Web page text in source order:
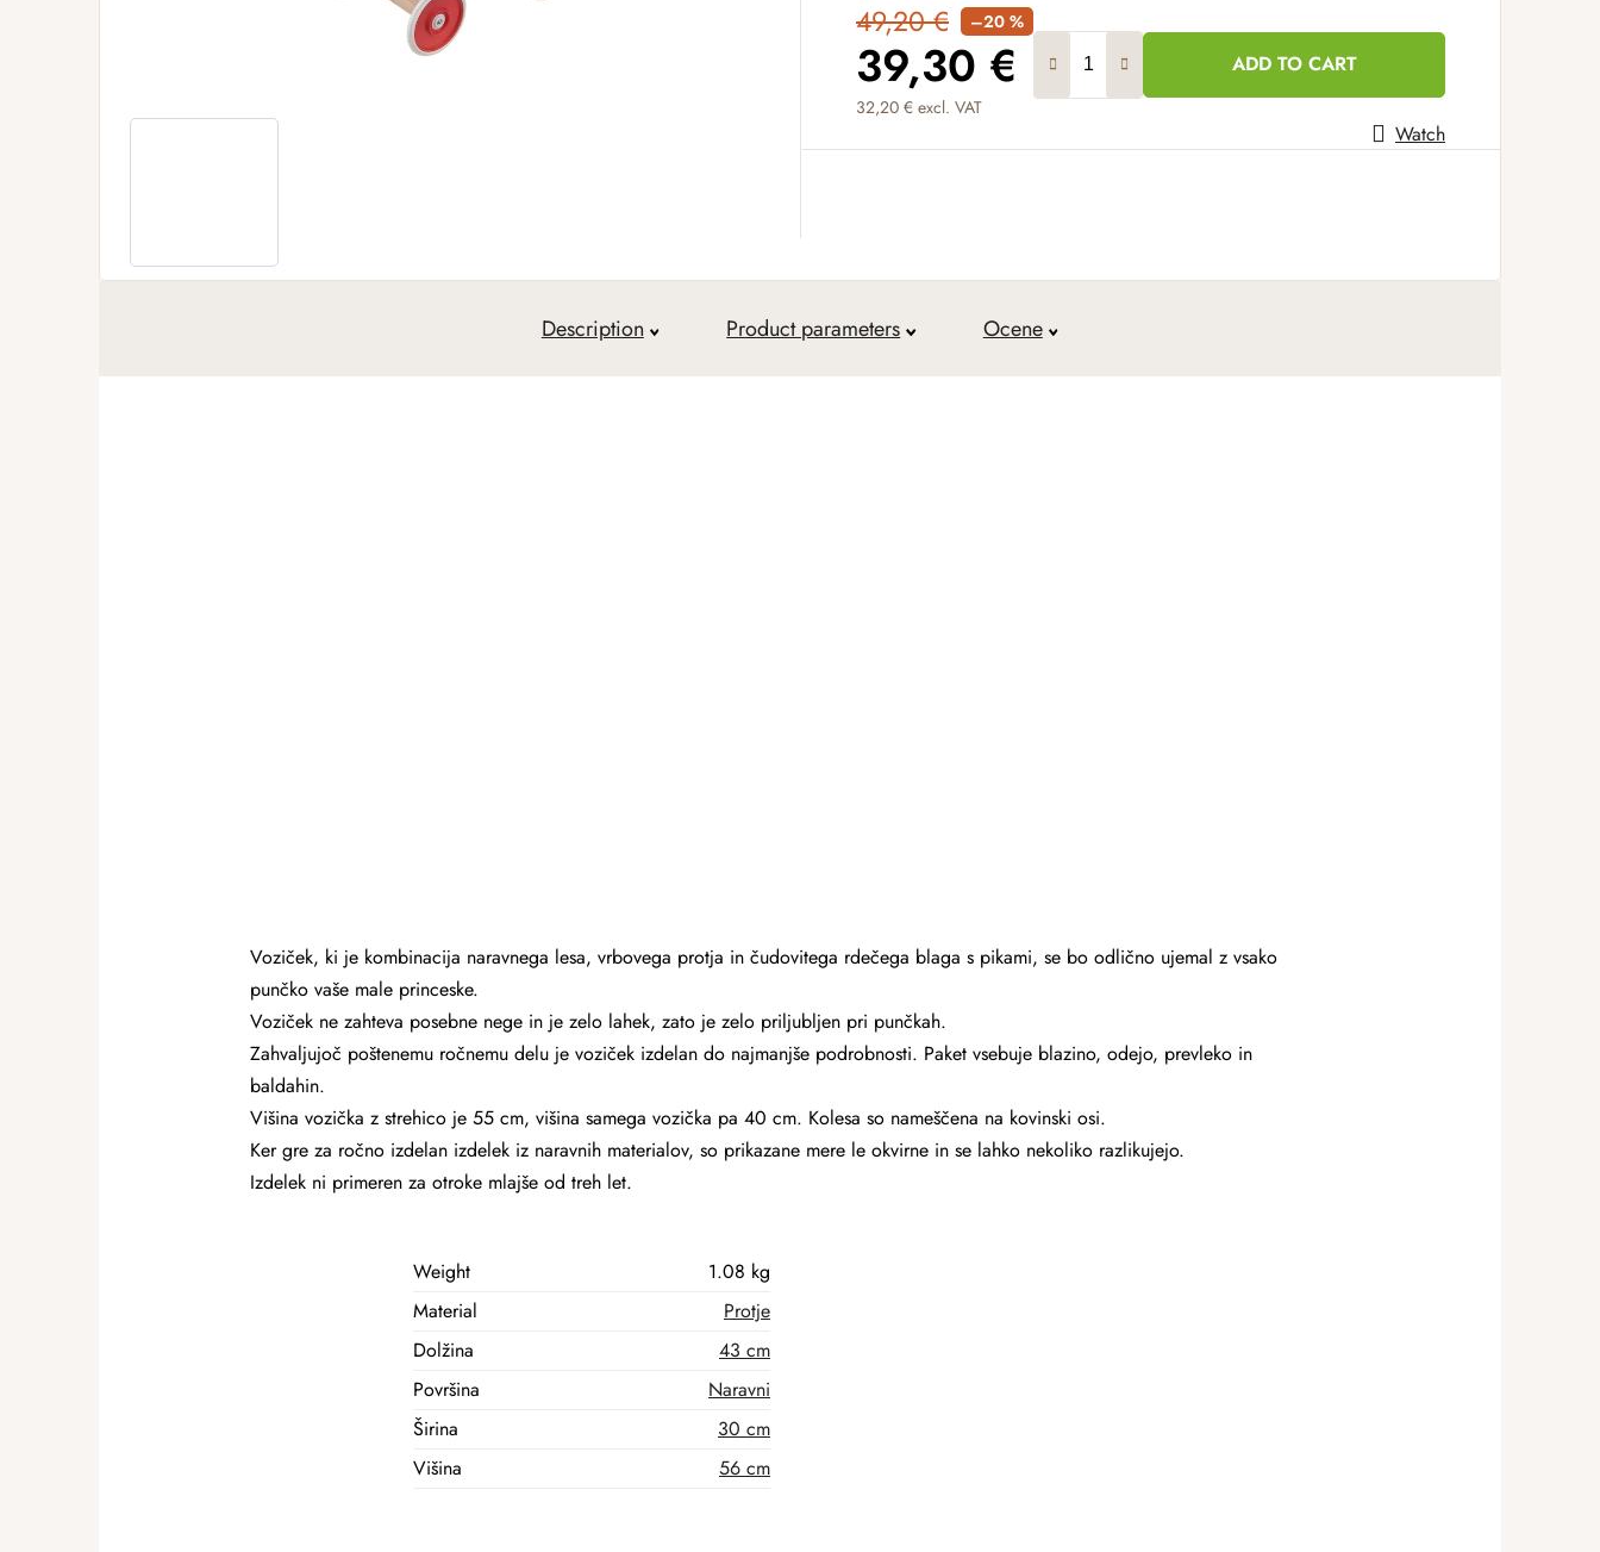
49,20 € –20 %
39,30 €
32,20 € excl. VAT
Measure price:
ADD TO CART
Watch
Description Product parameters Ocene
Voziček, ki je kombinacija naravnega lesa, vrbovega protja in čudovitega rdečega blaga s pikami, se bo odlično ujemal z vsako
punčko vaše male princeske.
Voziček ne zahteva posebne nege in je zelo lahek, zato je zelo priljubljen pri punčkah.
Zahvaljujoč poštenemu ročnemu delu je voziček izdelan do najmanjše podrobnosti. Paket vsebuje blazino, odejo, prevleko in
baldahin.
Višina vozička z strehico je 55 cm, višina samega vozička pa 40 cm. Kolesa so nameščena na kovinski osi.
Ker gre za ročno izdelan izdelek iz naravnih materialov, so prikazane mere le okvirne in se lahko nekoliko razlikujejo.
Izdelek ni primeren za otroke mlajše od treh let.
Weight
1.08 kg
Material
Protje
Dolžina
43 cm
Površina
Naravni
Širina
30 cm
Višina
56 cm